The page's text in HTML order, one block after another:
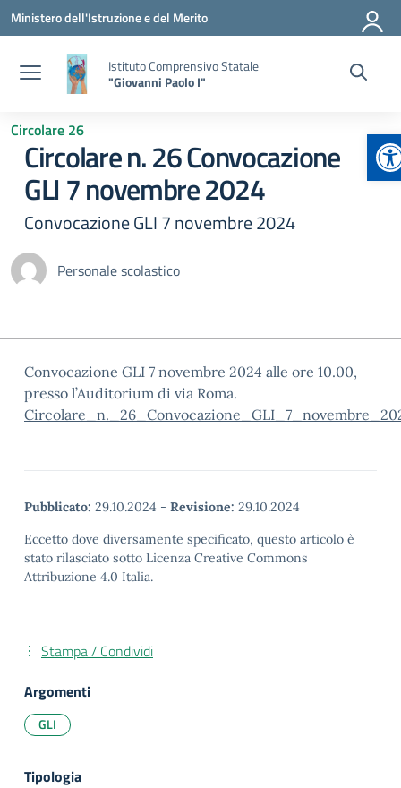
Vai ai contenuti
Vai al menu di navigazione
Vai al footer
Ministero dell'Istruzione e del Merito
Istituto Comprensivo Statale
"Giovanni Paolo I"
Circolare 26
Circolare n. 26 Convocazione
GLI 7 novembre 2024
Convocazione GLI 7 novembre 2024
Personale scolastico
Convocazione GLI 7 novembre 2024 alle ore 10.00,
presso l’Auditorium di via Roma.
Pubblicato: 29.10.2024 - Revisione: 29.10.2024
Eccetto dove diversamente specificato, questo articolo è
stato rilasciato sotto Licenza Creative Commons
Attribuzione 4.0 Italia.
Stampa / Condividi
Argomenti
GLI
Tipologia